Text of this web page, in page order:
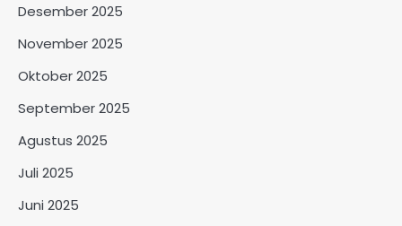
Desember 2025
November 2025
Oktober 2025
September 2025
Agustus 2025
Juli 2025
Juni 2025